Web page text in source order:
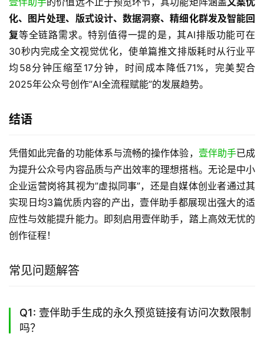
化、图片处理、版式设计、数据洞察、精细化群发及智能回
复等全链路需求。特别值得一提的是，其AI排版功能可在
30秒内完成全文视觉优化，使单篇推文排版耗时从行业平
均58分钟压缩至17分钟，时间成本降低71%，完美契合
2025年公众号创作”AI全流程赋能”的发展趋势。
结语
凭借如此完备的功能体系与流畅的操作体验， 壹伴助手已成
为提升公众号内容品质与产出效率的理想搭档。无论是中小
企业运营岗将其视为”虚拟同事”，还是自媒体创业者通过其
实现日均3篇优质内容的产出，壹伴助手都展现出强大的适
应性与效能提升能力。即刻启用壹伴助手，踏上高效无忧的
创作征程！
常见问题解答
Q1: 壹伴助手生成的永久预览链接有访问次数限制
吗？